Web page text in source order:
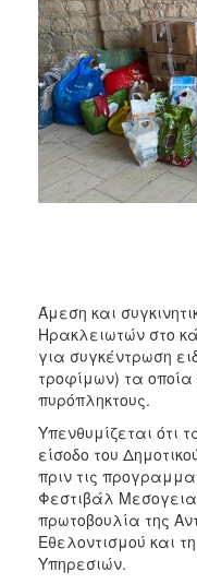
2010
2006
ΤΟΠΟΣ
Άμεση και
Ηρακλειωτών στο
για συγκέντρωση
τροφίμων) τα
πυρόπληκτους.
Υπενθυμίζεται ότι
είσοδο του
πριν τις
Φεστιβάλ
πρωτοβουλία της
Εθελοντισμού και
Υπηρεσιών.